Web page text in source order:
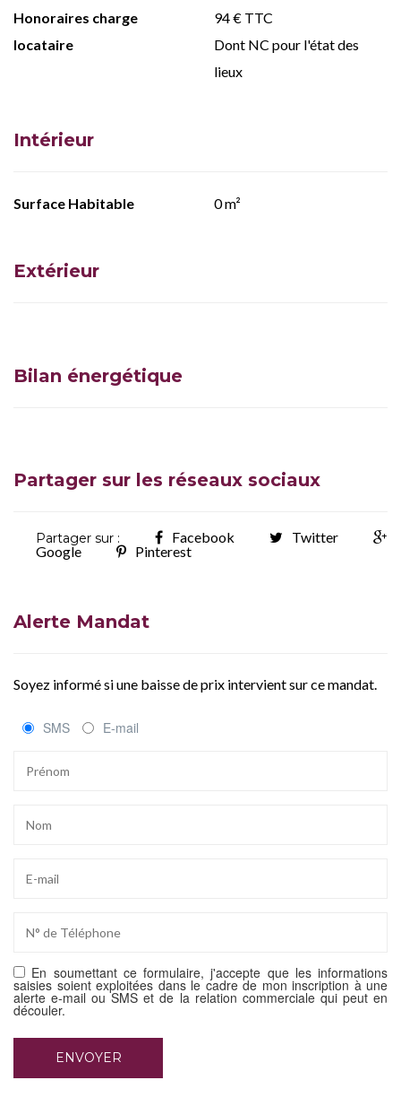
Honoraires charge
locataire
94 € TTC
Dont NC pour l'état des
lieux
Intérieur
Surface Habitable 0 m²
Extérieur
Bilan énergétique
Partager sur les réseaux sociaux
Partager sur : Facebook
Twitter
Google
Pinterest
Alerte Mandat
Soyez informé si une baisse de prix intervient sur ce mandat.
SMS E-mail
En soumettant ce formulaire, j'accepte que les informations
saisies soient exploitées dans le cadre de mon inscription à une
alerte e-mail ou SMS et de la relation commerciale qui peut en
découler.